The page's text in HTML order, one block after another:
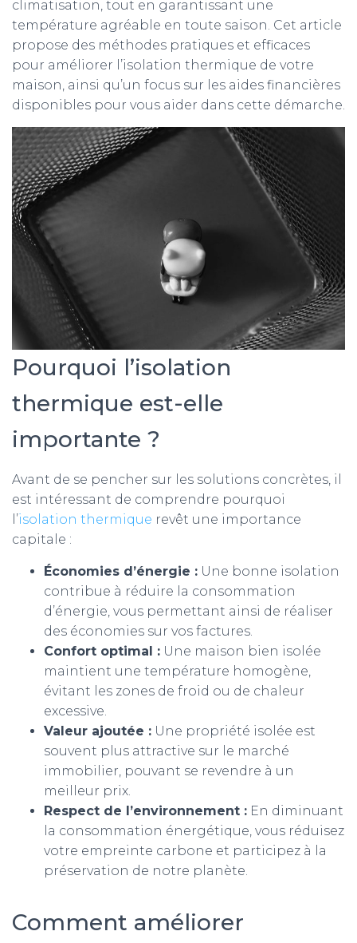
climatisation, tout en garantissant une
température agréable en toute saison. Cet article
propose des méthodes pratiques et efficaces
pour améliorer l’isolation thermique de votre
maison, ainsi qu’un focus sur les aides financières
disponibles pour vous aider dans cette démarche.
Pourquoi l’isolation
thermique est-elle
importante ?
Avant de se pencher sur les solutions concrètes, il
est intéressant de comprendre pourquoi
l’isolation thermique revêt une importance
capitale :
Économies d’énergie : Une bonne isolation
contribue à réduire la consommation
d’énergie, vous permettant ainsi de réaliser
des économies sur vos factures.
Confort optimal : Une maison bien isolée
maintient une température homogène,
évitant les zones de froid ou de chaleur
excessive.
Valeur ajoutée : Une propriété isolée est
souvent plus attractive sur le marché
immobilier, pouvant se revendre à un
meilleur prix.
Respect de l’environnement : En diminuant
la consommation énergétique, vous réduisez
votre empreinte carbone et participez à la
préservation de notre planète.
Comment améliorer